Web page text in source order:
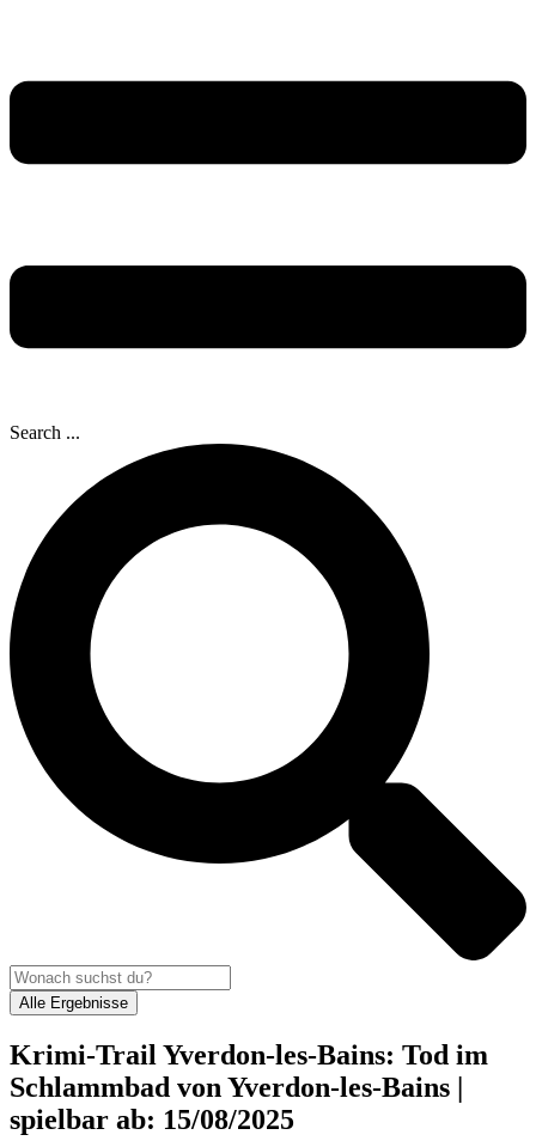
Search ...
Alle Ergebnisse
Krimi-Trail Yverdon-les-Bains: Tod im
Schlammbad von Yverdon-les-Bains |
spielbar ab: 15/08/2025